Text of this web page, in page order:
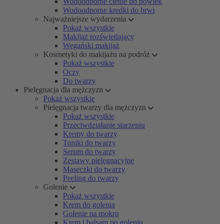
Wodoodporne kredki do brwi
Najważniejsze wydarzenia
Pokaż wszystkie
Makijaż rozświetlający
Wegański makijaż
Kosmetyki do makijażu na podróż
Pokaż wszystkie
Oczy
Do twarzy
Pielęgnacja dla mężczyzn
Pokaż wszystkie
Pielęgnacja twarzy dla mężczyzn
Pokaż wszystkie
Przeciwdziałanie starzeniu
Kremy do twarzy
Toniki do twarzy
Serum do twarzy
Zestawy pielęgnacyjne
Maseczki do twarzy
Peeling do twarzy
Golenie
Pokaż wszystkie
Krem do golenia
Golenie na mokro
Krem i balsam po goleniu